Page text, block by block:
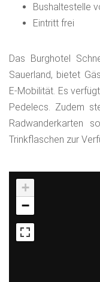
Bushaltestelle
Eintritt frei
Das Burghotel
Sauerland, bietet
E-Mobilität. Es
Pedelecs. Zudem
Radwanderkarten
Trinkflaschen zur
+
−